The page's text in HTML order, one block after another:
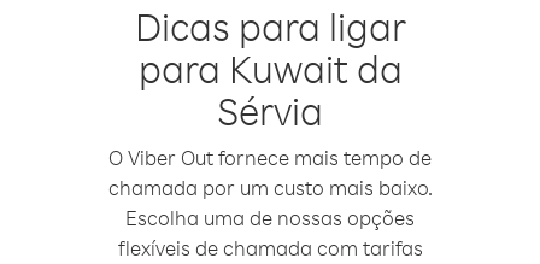
Dicas para ligar
para Kuwait da
Sérvia
O Viber Out fornece mais tempo de
chamada por um custo mais baixo.
Escolha uma de nossas opções
flexíveis de chamada com tarifas